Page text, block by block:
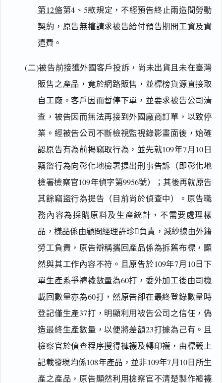
第12條第4、5款規定，不經預告終止兩造間勞動
契約，原告無權請求被告給付預告期間工資及資
遣費。
(二)被告前接獲外國客戶投訴，尚未出貨且未在臺灣
販售之產品，竟於網路販售，並標榜貨源直接取
自工廠。客戶因而暫停下單，並要求被告公司清
查，被告因而無法再接到外國廠商訂單，以致停
業。經被告公司不斷檢視監視錄影畫面後，始確
認原告有為前揭竊取行為，並先就109年7月10日
竊盜行為向彰化地檢署提出刑事告訴（即彰化地
檢署檢察官109年偵字第9956號）；其後再就原告
其餘竊盜行為提告（目前尚於偵查中）。原告職
務內容為採購原料及生產統計，不需要處理樣
品，樣品係由顧問經理許珍負責，減紗線由外籍
勞工負責，原告辯稱攜回產品係為拆舊布標，顯
然與其工作內容不符。且原告於109年7月10日下
單生產系爭褲襪數量為60打，委外加工後由司機
載回數量亦為60打，然原告卻在最終登錄數量時
登記僅生產37打，明顯利用被告公司之信任，偽
造最終生產數量，以便將差額23打據為己有。且
檢察官於偵查程序搜得褲襪及轉印襪，由標籤上
記載發現均係108年產品，並非109年7月10日所生
產之產品，原告顯然利用檢察官不清楚製作褲襪